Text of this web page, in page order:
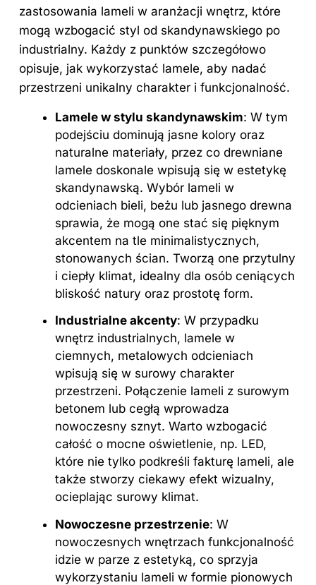
zastosowania lameli w aranżacji wnętrz, które
mogą wzbogacić styl od skandynawskiego po
industrialny. Każdy z punktów szczegółowo
opisuje, jak wykorzystać lamele, aby nadać
przestrzeni unikalny charakter i funkcjonalność.
Lamele w stylu skandynawskim: W tym
podejściu dominują jasne kolory oraz
naturalne materiały, przez co drewniane
lamele doskonale wpisują się w estetykę
skandynawską. Wybór lameli w
odcieniach bieli, beżu lub jasnego drewna
sprawia, że mogą one stać się pięknym
akcentem na tle minimalistycznych,
stonowanych ścian. Tworzą one przytulny
i ciepły klimat, idealny dla osób ceniących
bliskość natury oraz prostotę form.
Industrialne akcenty: W przypadku
wnętrz industrialnych, lamele w
ciemnych, metalowych odcieniach
wpisują się w surowy charakter
przestrzeni. Połączenie lameli z surowym
betonem lub cegłą wprowadza
nowoczesny sznyt. Warto wzbogacić
całość o mocne oświetlenie, np. LED,
które nie tylko podkreśli fakturę lameli, ale
także stworzy ciekawy efekt wizualny,
ocieplając surowy klimat.
Nowoczesne przestrzenie: W
nowoczesnych wnętrzach funkcjonalność
idzie w parze z estetyką, co sprzyja
wykorzystaniu lameli w formie pionowych